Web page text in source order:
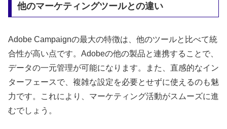
他のマーケティングツールとの違い
Adobe Campaignの最大の特徴は、他のツールと比べて統
合性が高い点です。Adobeの他の製品と連携することで、
データの一元管理が可能になります。また、直感的なイン
ターフェースで、複雑な設定を必要とせずに使えるのも魅
力です。これにより、マーケティング活動がスムーズに進
むでしょう。